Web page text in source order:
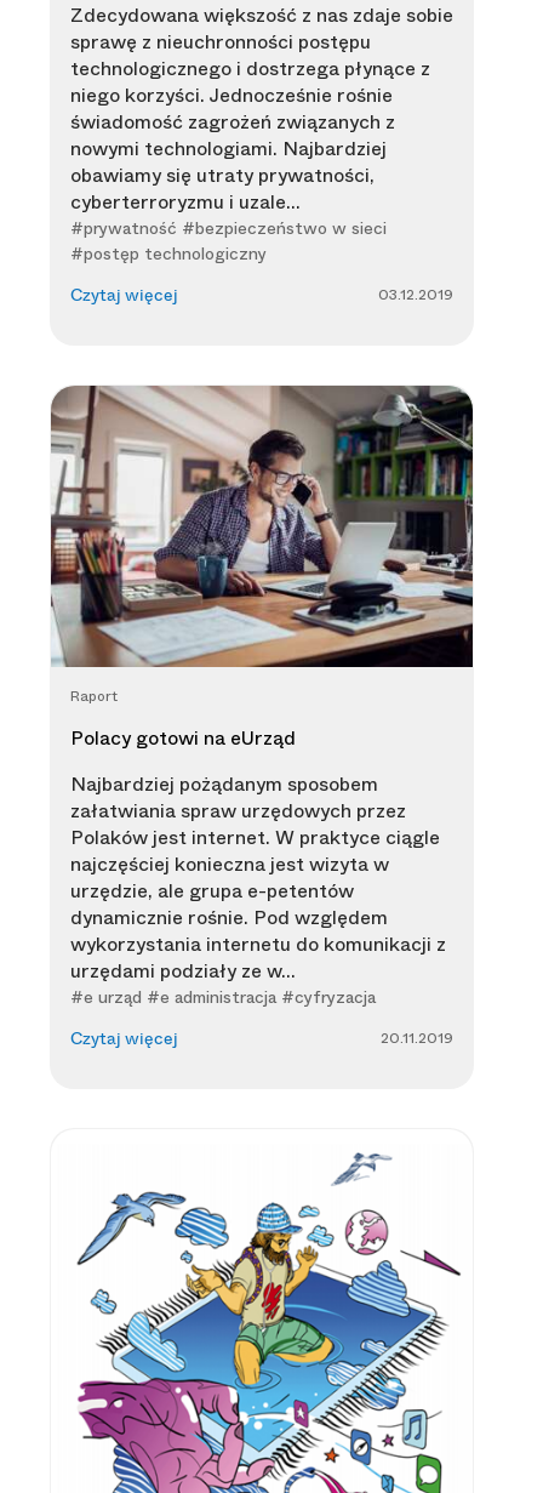
Zdecydowana większość z nas zdaje sobie
sprawę z nieuchronności postępu
technologicznego i dostrzega płynące z
niego korzyści. Jednocześnie rośnie
świadomość zagrożeń związanych z
nowymi technologiami. Najbardziej
obawiamy się utraty prywatności,
cyberterroryzmu i uzale...
#prywatność #bezpieczeństwo w sieci
#postęp technologiczny
Czytaj więcej 03.12.2019
Raport
Polacy gotowi na eUrząd
Najbardziej pożądanym sposobem
załatwiania spraw urzędowych przez
Polaków jest internet. W praktyce ciągle
najczęściej konieczna jest wizyta w
urzędzie, ale grupa e-petentów
dynamicznie rośnie. Pod względem
wykorzystania internetu do komunikacji z
urzędami podziały ze w...
#e urząd #e administracja #cyfryzacja
Czytaj więcej 20.11.2019